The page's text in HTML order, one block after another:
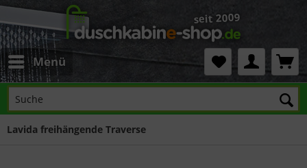
Menü
Lavida freihängende Traverse